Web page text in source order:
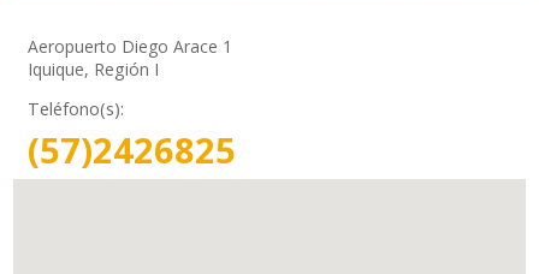
Aeropuerto Diego Arace 1
Iquique, Región I
Teléfono(s):
(57)2426825